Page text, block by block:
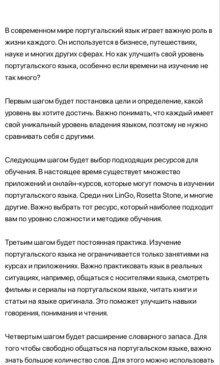
В современном мире португальский язык играет важную роль в
жизни каждого. Он используется в бизнесе, путешествиях,
науке и многих других сферах. Но как улучшить свой уровень
португальского языка, особенно если времени на изучение не
так много?
Первым шагом будет постановка цели и определение, какой
уровень вы хотите достичь. Важно понимать, что каждый имеет
свой уникальный уровень владения языком, поэтому не нужно
сравнивать себя с другими.
Следующим шагом будет выбор подходящих ресурсов для
обучения. В настоящее время существует множество
приложений и онлайн-курсов, которые могут помочь в изучении
португальского языка. Среди них LinGo, Rosetta Stone, и многие
другие. Важно выбрать тот ресурс, который наиболее подходит
вам по уровню сложности и методике обучения.
Третьим шагом будет постоянная практика. Изучение
португальского языка не ограничивается только занятиями на
курсах и приложениях. Важно практиковать язык в реальных
ситуациях, например, общаться с носителями языка, смотреть
фильмы и сериалы на португальском языке, читать книги и
статьи на языке оригинала. Это поможет улучшить навыки
говорения, понимания и чтения.
Четвертым шагом будет расширение словарного запаса. Для
того чтобы свободно общаться на португальском языке, важно
знать большое количество слов. Для этого можно использовать